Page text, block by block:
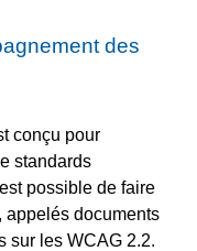
des
conçu pour
standards
possible de faire
appelés documents
sur les WCAG 2.2.